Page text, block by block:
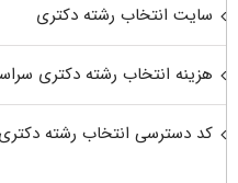
سایت انتخاب رشته دکتری
هزینه انتخاب رشته دکتری
کد دسترسی انتخاب رشته دکتری